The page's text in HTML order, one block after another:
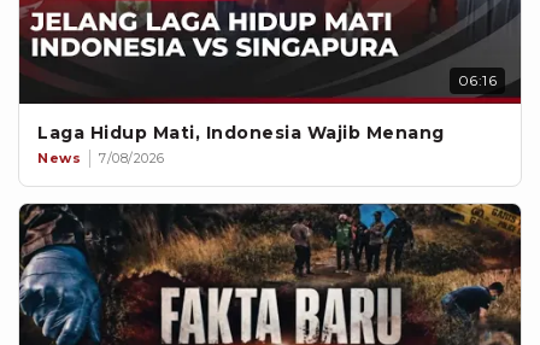
06:16
Laga Hidup Mati, Indonesia Wajib Menang
News 7/08/2026